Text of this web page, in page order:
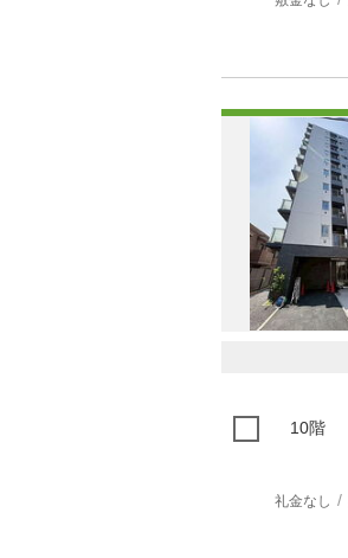
10階
礼金なし